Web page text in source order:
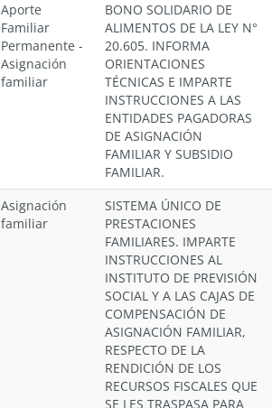
Aporte
Familiar
Permanente -
Asignación
familiar
BONO SOLIDARIO DE
ALIMENTOS DE LA LEY N°
20.605. INFORMA
ORIENTACIONES
TÉCNICAS E IMPARTE
INSTRUCCIONES A LAS
ENTIDADES PAGADORAS
DE ASIGNACIÓN
FAMILIAR Y SUBSIDIO
FAMILIAR.
Asignación
familiar
SISTEMA ÚNICO DE
PRESTACIONES
FAMILIARES. IMPARTE
INSTRUCCIONES AL
INSTITUTO DE PREVISIÓN
SOCIAL Y A LAS CAJAS DE
COMPENSACIÓN DE
ASIGNACIÓN FAMILIAR,
RESPECTO DE LA
RENDICIÓN DE LOS
RECURSOS FISCALES QUE
SE LES TRASPASA PARA